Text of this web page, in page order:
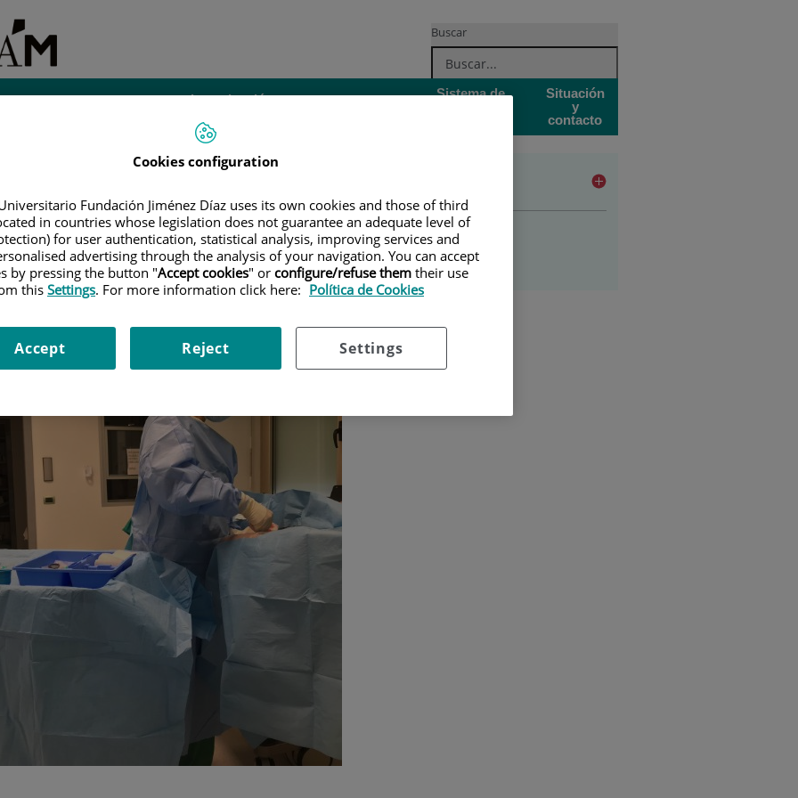
Buscar
Investigación e
Sistema de
Situación
y
contacto
CURSO DE EXPERTO EN ACCESO
y Profesional
Grado en enfermería
Postgrado
Cookies configuration
Fundación Jiménez Díaz uses its own cookies and those of third
in countries whose legislation does not guarantee an adequate level of
for user authentication, statistical analysis, improving services and
advertising through the analysis of your navigation. You can accept
by pressing the button "Accept cookies" or configure/refuse them their use
thisSettings. For more information click here: Política de Cookies
Settings
Reject
Accept